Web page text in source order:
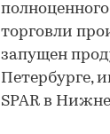
торговли
запущен
Петербурге,
SPAR в